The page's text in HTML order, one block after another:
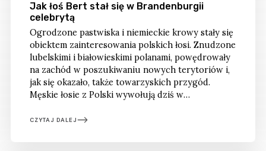
Jak łoś Bert stał się w Brandenburgii
celebrytą
Ogrodzone pastwiska i niemieckie krowy stały się
obiektem zainteresowania polskich łosi. Znudzone
lubelskimi i białowieskimi polanami, powędrowały
na zachód w poszukiwaniu nowych terytoriów i,
jak się okazało, także towarzyskich przygód.
Męskie łosie z Polski wywołują dziś w
przerażenie i bezradność. Tym bardziej że tych
CZYTAJ DALEJ